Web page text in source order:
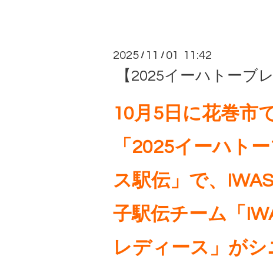
2025 / 11 / 01 11:42
【2025イーハトーブ
10月5日に花巻市
「2025イーハト
ス駅伝」で、
子駅伝チーム「
レディース」がシ